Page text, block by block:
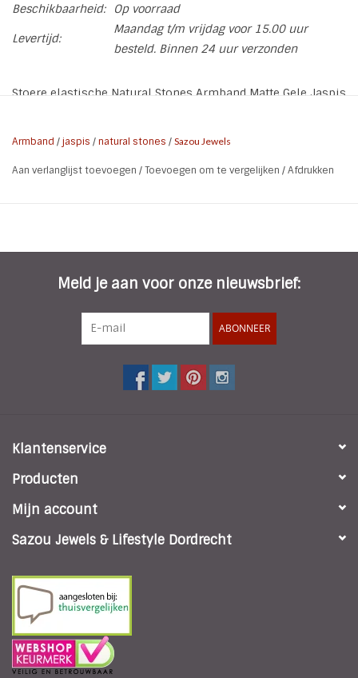
Beschikbaarheid:
Op voorraad
Levertijd:
Maandag t/m vrijdag voor 15.00 uur
besteld. Binnen 24 uur verzonden
Stoere elastische Natural Stones Armband Matte Gele Jaspis
* Materiaal: Matte Gele Jaspis | Stainless Steel
* Maat: Maak bovenin een keuze - (wij maken deze dan voor
rondom aan.
Weten hoe je de juiste maat armband kiest?Polsmaat
Armband /jaspis /natural stones / Sazou Jewels
Aan verlanglijst toevoegen /Toevoegen om te vergelijken /Afdrukken
Meld je aan voor onze nieuwsbrief:
ABONNEER
Klantenservice
Producten
Mijn account
Sazou Jewels & Lifestyle Dordrecht